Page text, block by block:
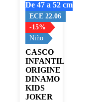
De 47 a 52 cm
ECE 22.06
-15%
Niño
CASCO
INFANTIL
ORIGINE
DINAMO
KIDS
JOKER
pueden
elegir
en
la
página
de
producto